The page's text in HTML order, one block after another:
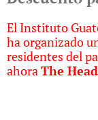
El Instituto
ha organizado
residentes del
ahoraThe Head